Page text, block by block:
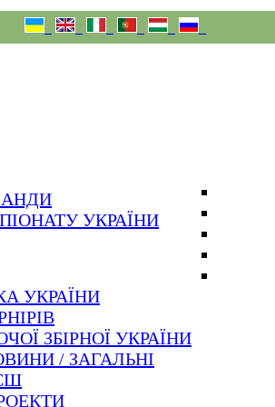
УКРАЇНИ
УКРАЇНИ
ЗБІРНОЇ УКРАЇНИ
/ ЗАГАЛЬНІ